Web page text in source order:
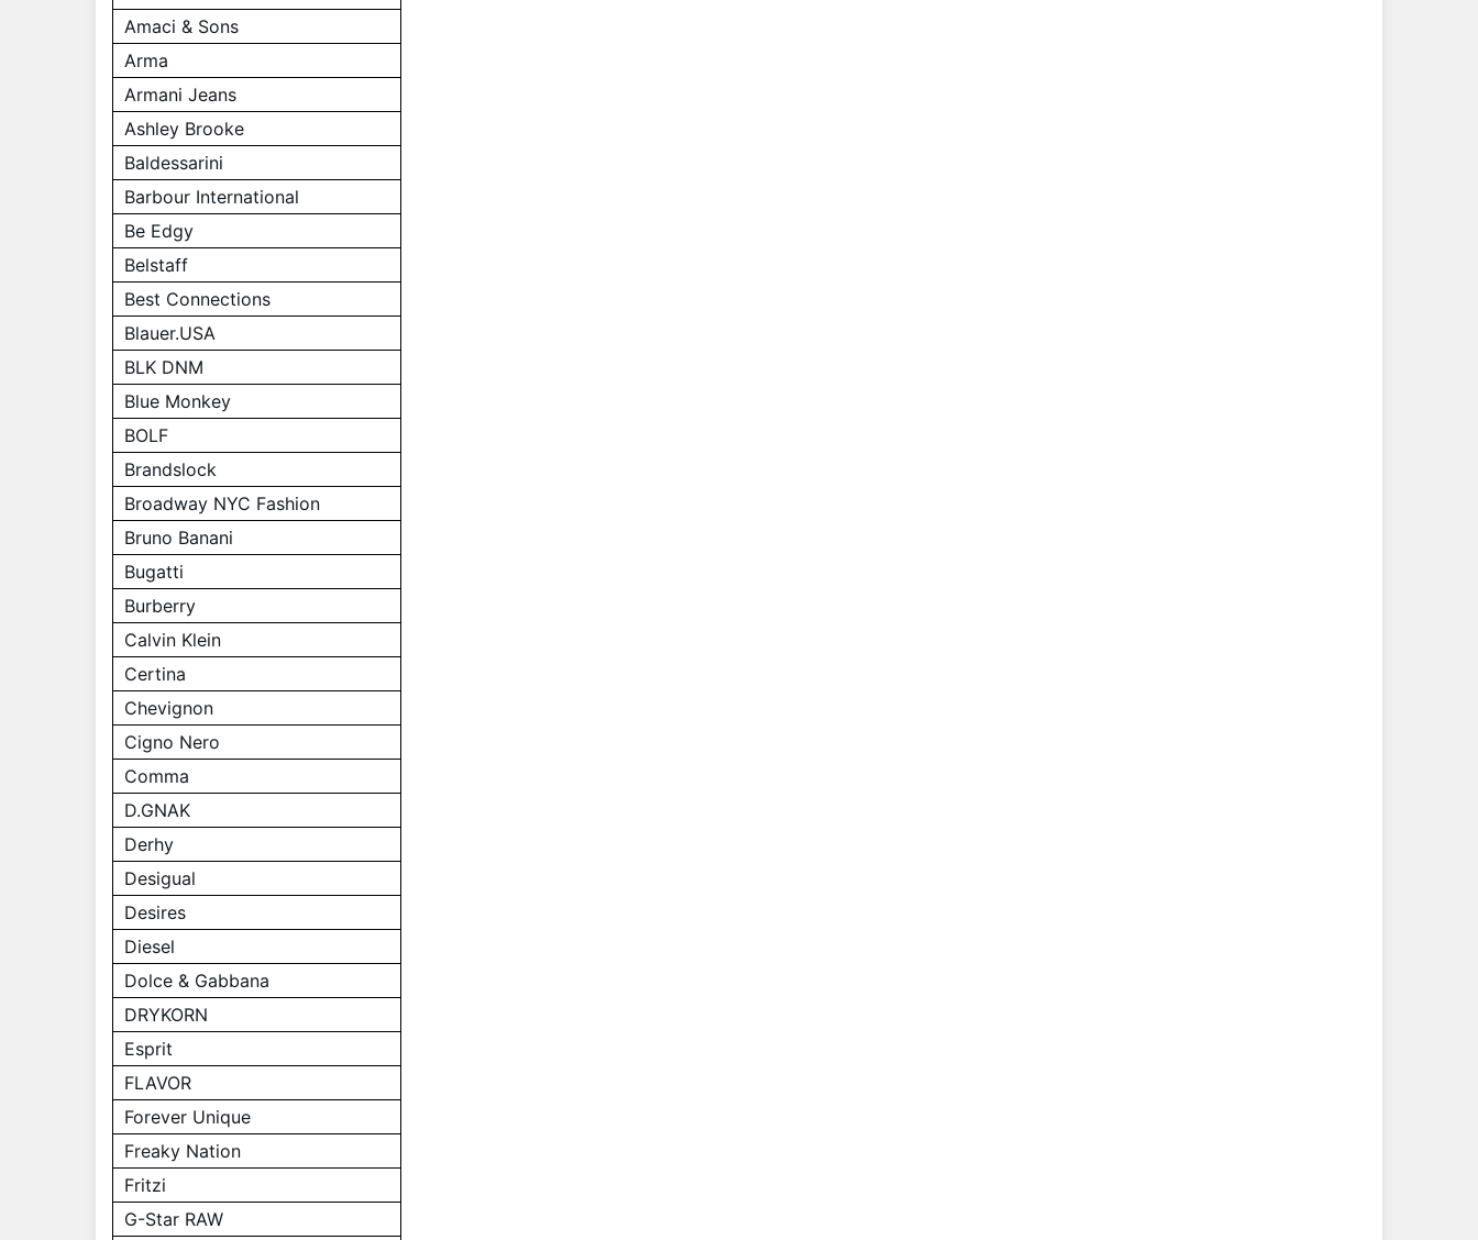
Amaci & Sons
Arma
Armani Jeans
Ashley Brooke
Baldessarini
Barbour International
Be Edgy
Belstaff
Best Connections
Blauer.USA
BLK DNM
Blue Monkey
BOLF
Brandslock
Broadway NYC Fashion
Bruno Banani
Bugatti
Burberry
Calvin Klein
Certina
Chevignon
Cigno Nero
Comma
D.GNAK
Derhy
Desigual
Desires
Diesel
Dolce & Gabbana
DRYKORN
Esprit
FLAVOR
Forever Unique
Freaky Nation
Fritzi
G-Star RAW